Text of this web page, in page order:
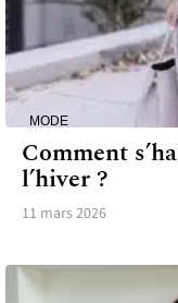
MODE
Comment
l’hiver ?
11 mars 2026